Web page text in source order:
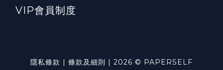
VIP會員制度
隱私條款 | 條款及細則 | 2026 © PAPERSELF